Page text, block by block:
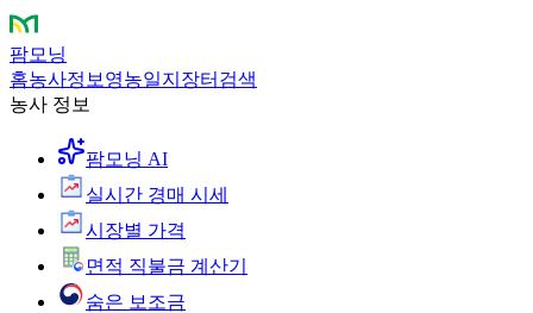
팜모닝
홈농사정보 영농일지 장터 검색
농사 정보
팜모닝 AI
실시간 경매 시세
시장별 가격
면적 직불금 계산기
숨은 보조금